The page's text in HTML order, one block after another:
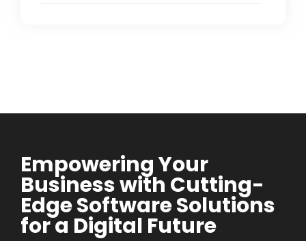
Empowering Your
Business with Cutting-
Edge Software Solutions
for a Digital Future